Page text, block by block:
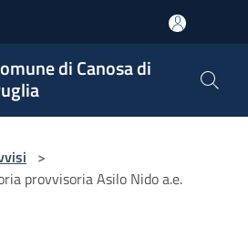
di Canosa di
>
provvisoria Asilo Nido a.e.